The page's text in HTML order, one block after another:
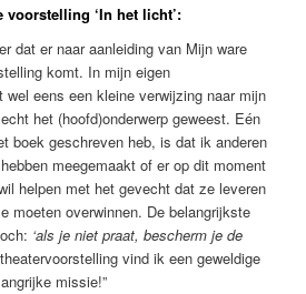
voorstelling ‘In het licht’:
dat er naar aanleiding van Mijn ware
komt. In mijn eigen
wel eens een kleine verwijzing naar mijn
het (hoofd)onderwerp geweest. Eén
boek geschreven heb, is dat ik anderen
meegemaakt of er op dit moment
helpen met het gevecht dat ze leveren
moeten overwinnen. De belangrijkste
‘als je niet praat, bescherm je de
vind ik een geweldige
missie!”